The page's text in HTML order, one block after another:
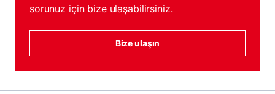
sorunuz için bize ulaşabilirsiniz.
Bize ulaşın